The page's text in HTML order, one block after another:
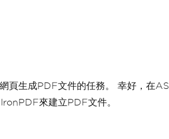
頁生成PDF文件的任務。 幸好，
來建立PDF文件。